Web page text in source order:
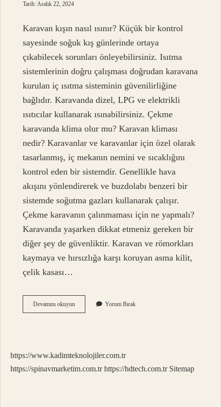
Tarih: Aralık 22, 2024
Karavan kışın nasıl ısınır? Küçük bir kontrol
sayesinde soğuk kış günlerinde ortaya
çıkabilecek sorunları önleyebilirsiniz. Isıtma
sistemlerinin doğru çalışması doğrudan karavana
kurulan iç ısıtma sisteminin güvenilirliğine
bağlıdır. Karavanda dizel, LPG ve elektrikli
ısıtıcılar kullanarak ısınabilirsiniz. Çekme
karavanda klima olur mu? Karavan kliması
nedir? Karavanlar ve karavanlar için özel olarak
tasarlanmış, iç mekanın nemini ve sıcaklığını
kontrol eden bir sistemdir. Genellikle hava
akışını yönlendirerek ve buzdolabı benzeri bir
sistemde soğutma gazları kullanarak çalışır.
Çekme karavanın çalınmaması için ne yapmalı?
Karavanda yaşarken dikkat etmeniz gereken bir
diğer şey de güvenliktir. Karavan ve römorkları
kaymaya ve hırsızlığa karşı koruyan asma kilit,
çelik kasası…
Devamını okuyunÇekme
Karavan
Yorum Bırak
https://www.kadimteknolojiler.com.tr
https://spinavmarketim.com.tr https://hdtech.com.tr Sitemap